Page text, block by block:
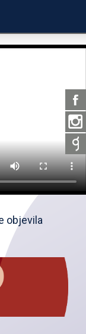
objevila